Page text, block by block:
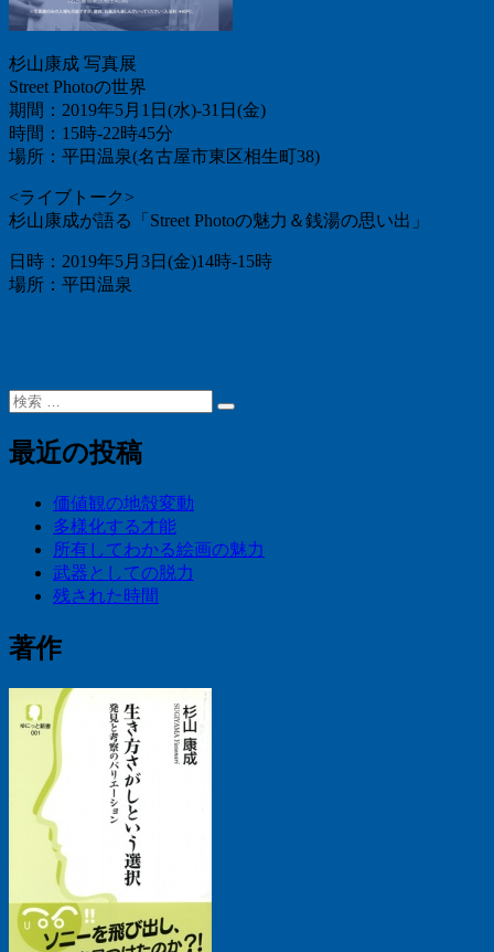
杉山康成 写真展
Street Photoの世界
期間：2019年5月1日(水)-31日(金)
時間：15時-22時45分
場所：平田温泉(名古屋市東区相生町38)
<ライブトーク>
杉山康成が語る「Street Photoの魅力＆銭湯の思い出」
日時：2019年5月3日(金)14時-15時
場所：平田温泉
検
検
最近の投稿
価値観の地殻変動
多様化する才能
所有してわかる絵画の魅力
武器としての脱力
残された時間
著作